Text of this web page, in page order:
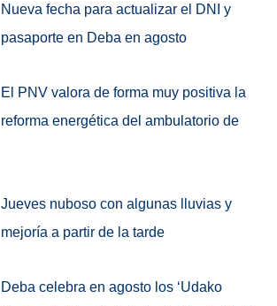
Nueva fecha para actualizar el DNI y
pasaporte en Deba en agosto
El PNV valora de forma muy positiva la
reforma energética del ambulatorio de
Jueves nuboso con algunas lluvias y
mejoría a partir de la tarde
Deba celebra en agosto los ‘Udako